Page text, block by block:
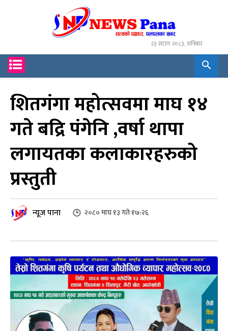
२३ साउन २०८३, शनिबार
शितगंगा महोत्सवमा माघ १४
गते बद्रि पंगेनि ,वर्षा थापा
लगायतका कलाकारहरुको
प्रस्तुती
न्यूज पाना २०८० माघ १३ गते १७:२६